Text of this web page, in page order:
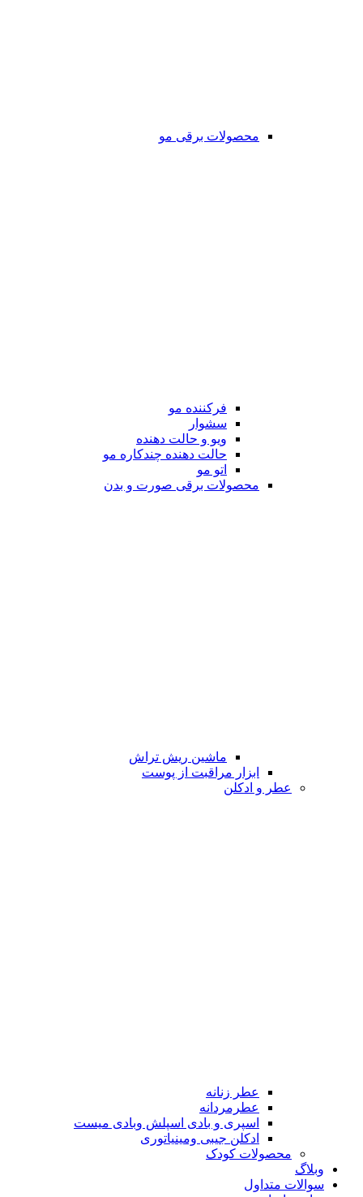
محصولات برقی مو
فرکننده مو
سشوار
ویو و حالت دهنده
حالت دهنده چندکاره مو
اتو مو
محصولات برقی صورت و بدن
ماشین ریش تراش
ابزار مراقبت از پوست
عطر و ادکلن
عطر زنانه
عطرمردانه
اسپری و بادی اسپلش وبادی میست
ادکلن جیبی ومینیاتوری
محصولات کودک
وبلاگ
سوالات متداول